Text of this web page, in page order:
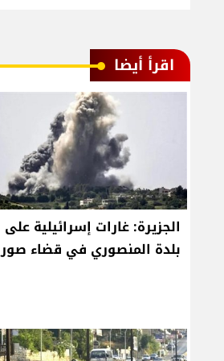
اقرأ أيضا
الجزيرة: غارات إسرائيلية على
بلدة المنصوري في قضاء صور